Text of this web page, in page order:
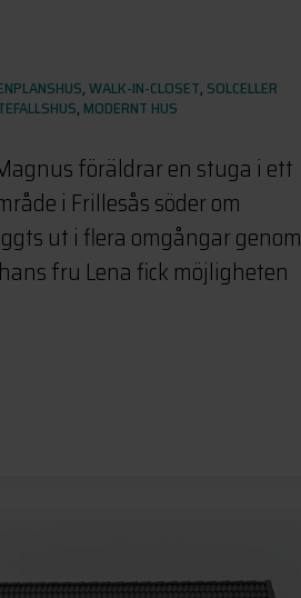
,WALK-IN-CLOSET, SOLCELLER
, MODERNT HUS
föräldrar en stuga i ett
i Frillesås söder om
ut i flera omgångar genom
fru Lena fick möjligheten